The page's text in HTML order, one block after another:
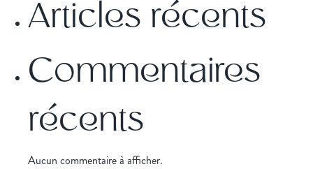
Articles récents
Commentaires
récents
Aucun commentaire à afficher.